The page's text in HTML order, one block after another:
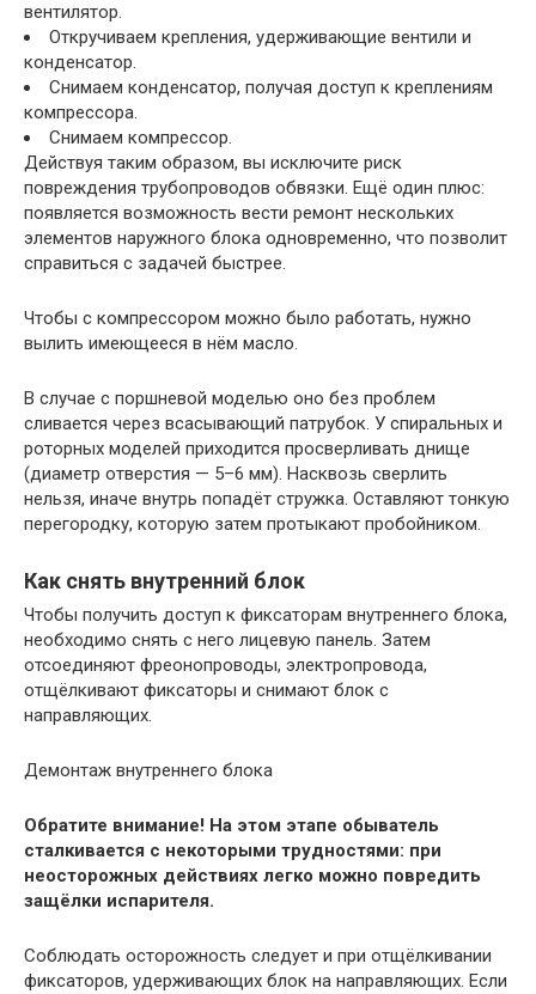
вентилятор.
Откручиваем крепления, удерживающие вентили и
конденсатор.
Снимаем конденсатор, получая доступ к креплениям
компрессора.
Снимаем компрессор.
Действуя таким образом, вы исключите риск
повреждения трубопроводов обвязки. Ещё один плюс:
появляется возможность вести ремонт нескольких
элементов наружного блока одновременно, что позволит
справиться с задачей быстрее.
Чтобы с компрессором можно было работать, нужно
вылить имеющееся в нём масло.
В случае с поршневой моделью оно без проблем
сливается через всасывающий патрубок. У спиральных и
роторных моделей приходится просверливать днище
(диаметр отверстия — 5–6 мм). Насквозь сверлить
нельзя, иначе внутрь попадёт стружка. Оставляют тонкую
перегородку, которую затем протыкают пробойником.
Как снять внутренний блок
Чтобы получить доступ к фиксаторам внутреннего блока,
необходимо снять с него лицевую панель. Затем
отсоединяют фреонопроводы, электропровода,
отщёлкивают фиксаторы и снимают блок с
направляющих.
Демонтаж внутреннего блока
Обратите внимание! На этом этапе обыватель
сталкивается с некоторыми трудностями: при
неосторожных действиях легко можно повредить
защёлки испарителя.
Соблюдать осторожность следует и при отщёлкивании
фиксаторов, удерживающих блок на направляющих. Если